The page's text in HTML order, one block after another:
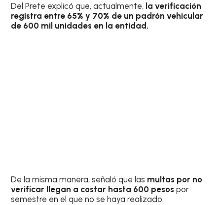
Del Prete explicó que, actualmente, la verificación
registra entre 65% y 70% de un padrón vehicular
de 600 mil unidades en la entidad.
De la misma manera, señaló que las multas por no
verificar llegan a costar hasta 600 pesos por
semestre en el que no se haya realizado.